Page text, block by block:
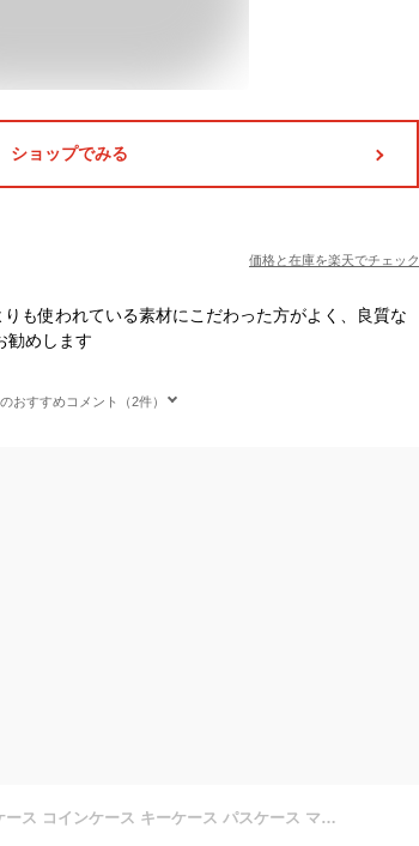
ショップでみる
価格と在庫を楽天でチェック
も使われている素材にこだわった方がよく、良質な
勧めします
おすすめコメント（2件）
アナスイ ANNA SUI カードケース コインケース キーケース パスケース マルチケース ローズハート レディース 小銭入れ 311632 レザー ベージュ エメラルド ラベンダー ワイン ローズハート